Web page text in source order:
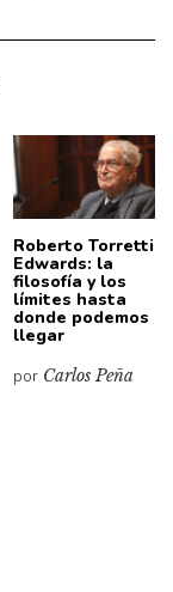
Roberto Torretti
Edwards: la
filosofía y los
límites hasta
donde podemos
llegar
por Carlos Peña